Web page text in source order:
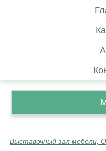
Выставочный зал мебели,